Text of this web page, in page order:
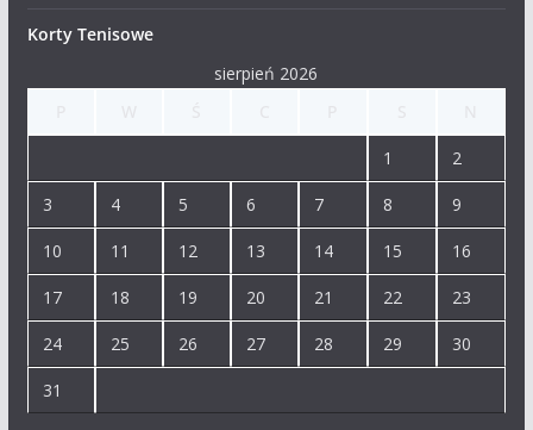
Korty Tenisowe
sierpień 2026
1 2
3 4 5 6 7 8 9
10 11 12 13 14 15 16
17 18 19 20 21 22 23
24 25 26 27 28 29 30
31